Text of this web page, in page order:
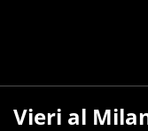
Vieri al